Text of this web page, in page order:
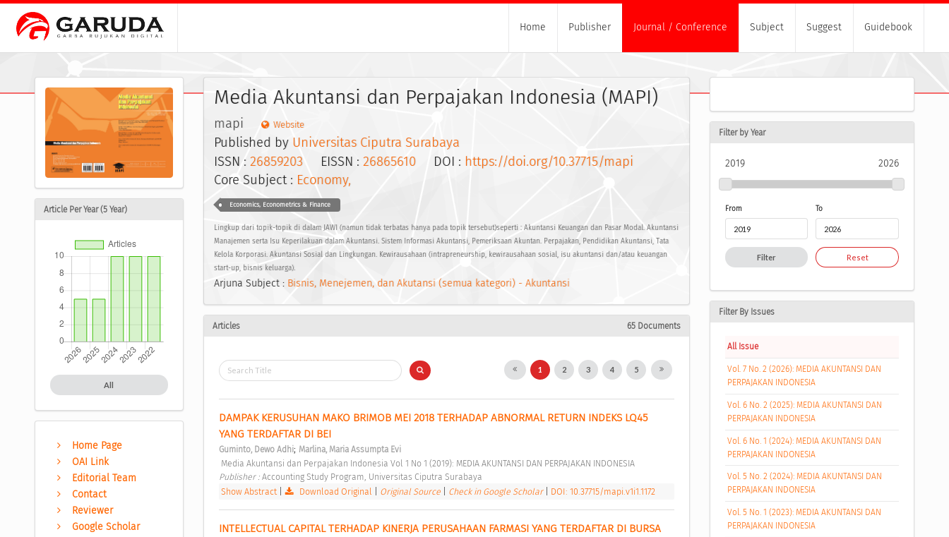
Home Publisher Journal / Conference Subject Suggest Guidebook
Article Per Year (5 Year)
All
Home Page
OAI Link
Editorial Team
Contact
Reviewer
Google Scholar
Media Akuntansi dan Perpajakan Indonesia (MAPI)
mapi Website
Published by Universitas Ciputra Surabaya
ISSN : 26859203EISSN : 26865610DOI : https://doi.org/10.37715/mapi
Core Subject : Economy,
Economics, Econometrics & Finance
Lingkup dari topik-topik di dalam JAWI (namun tidak terbatas hanya pada topik tersebut)seperti : Akuntansi Keuangan dan Pasar Modal. Akuntansi
Manajemen serta Isu Keperilakuan dalam Akuntansi. Sistem Informasi Akuntansi, Pemeriksaan Akuntan. Perpajakan, Pendidikan Akuntansi, Tata
Kelola Korporasi. Akuntansi Sosial dan Lingkungan. Kewirausahaan (intrapreneurship, kewirausahaan sosial, isu akuntansi dan/atau keuangan
start-up, bisnis keluarga).
Arjuna Subject : Bisnis, Menejemen, dan Akutansi (semua kategori) - Akuntansi
Articles 65 Documents
1 2 3 4 5
DAMPAK KERUSUHAN MAKO BRIMOB MEI 2018 TERHADAP ABNORMAL RETURN INDEKS LQ45
YANG TERDAFTAR DI BEI
Guminto, Dewo Adhi; Marlina, Maria Assumpta Evi
Media Akuntansi dan Perpajakan Indonesia Vol 1 No 1 (2019): MEDIA AKUNTANSI DAN PERPAJAKAN INDONESIA
Publisher : Accounting Study Program, Universitas Ciputra Surabaya
Show Abstract| Download Original Original Source Check in Google Scholar DOI: 10.37715/mapi.v1i1.1172
INTELLECTUAL CAPITAL TERHADAP KINERJA PERUSAHAAN FARMASI YANG TERDAFTAR DI BURSA
Filter by Year
2019 2026
From To
Filter Reset
Filter By Issues
All Issue
Vol. 7 No. 2 (2026): MEDIA AKUNTANSI DAN
PERPAJAKAN INDONESIA
Vol. 6 No. 2 (2025): MEDIA AKUNTANSI DAN
PERPAJAKAN INDONESIA
Vol. 6 No. 1 (2024): MEDIA AKUNTANSI DAN
PERPAJAKAN INDONESIA
Vol. 5 No. 2 (2024): MEDIA AKUNTANSI DAN
PERPAJAKAN INDONESIA
Vol. 5 No. 1 (2023): MEDIA AKUNTANSI DAN
PERPAJAKAN INDONESIA